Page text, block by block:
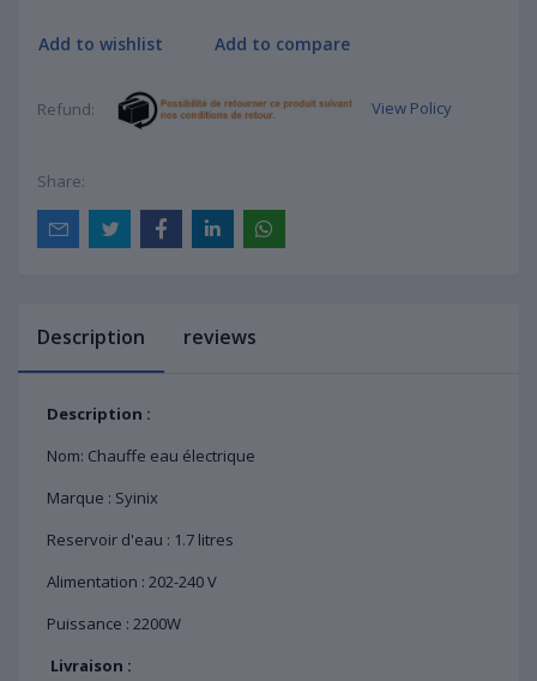
Add to wishlist Add to compare
Refund: View Policy
Share:
Description reviews
Description :
Nom: Chauffe eau électrique
Marque : Syinix
Reservoir d'eau : 1.7 litres
Alimentation : 202-240 V
Puissance : 2200W
Livraison :